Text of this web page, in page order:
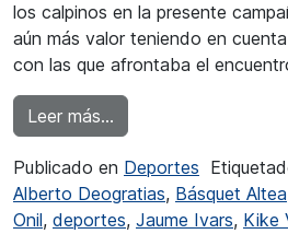
los calpinos en la presente
aún más valor teniendo en
con las que afrontaba el
Leer más…
Publicado en Deportes
Alberto Deogratias, Básquet Altea
Onil, deportes, Jaume Ivars, Kike